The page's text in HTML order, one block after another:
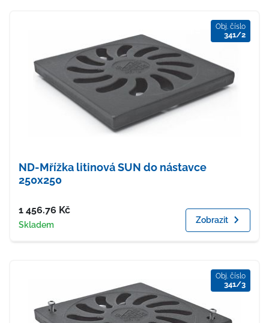
Obj. číslo
341/2
ND-Mřížka litinová SUN do nástavce
250x250
Cena
1 456.76 Kč
Dostupnost
Skladem Zobrazit
Obj. číslo
341/3